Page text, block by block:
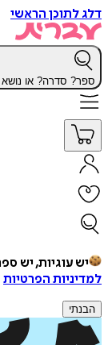
דלג לתוכן הראשי
ספר? סדרה? או נושא
יש עוגיות, יש
למדיניות הפרטיות
הבנתי